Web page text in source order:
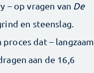
– op vragen van De
en steenslag.
dat – langzaam
aan de 16,6